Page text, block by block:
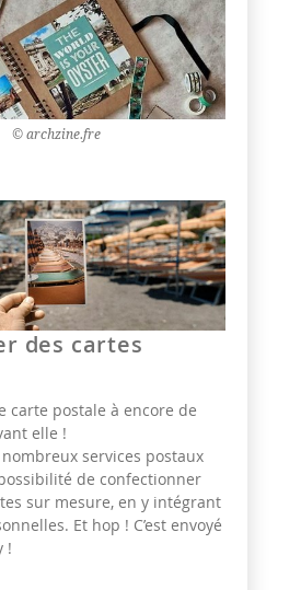
© archzine.fre
des cartes
carte postale à encore de
elle !
services postaux
de confectionner
sur mesure, en y intégrant
Et hop ! C’est envoyé
!